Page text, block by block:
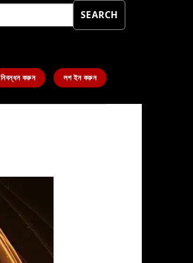
SEARCH
নিবন্ধন করুন লগ ইন করুন